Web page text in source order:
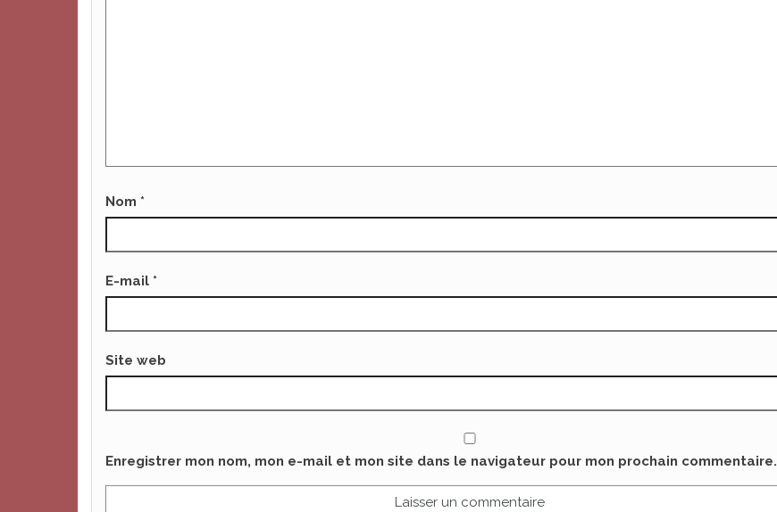
Nom *
E-mail *
Site web
Enregistrer mon nom, mon e-mail et mon site dans le navigateur pour mon prochain commentaire.